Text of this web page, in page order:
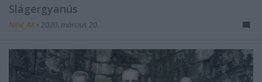
Slágergyanús
Nihil_AK • 2020. március 20.